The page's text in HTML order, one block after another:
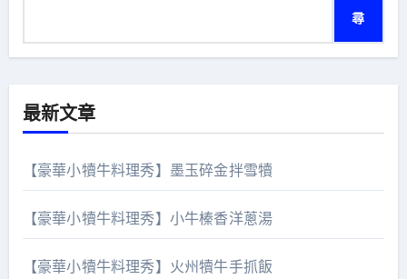
尋
最新文章
【豪華小犢牛料理秀】墨玉碎金拌雪犢
【豪華小犢牛料理秀】小牛榛香洋蔥湯
【豪華小犢牛料理秀】火州犢牛手抓飯